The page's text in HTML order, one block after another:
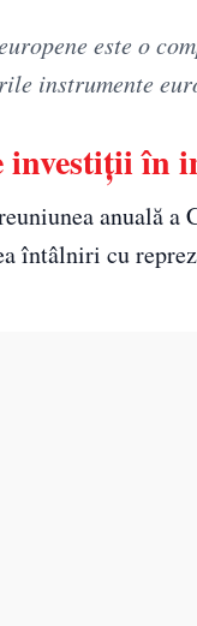
este o
instrumente
în
anuală
întâlniri cu